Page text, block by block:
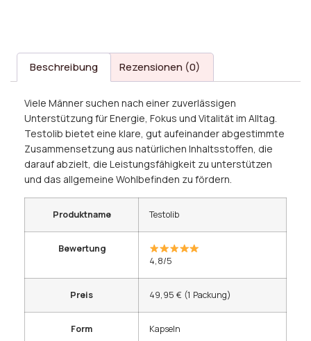
Beschreibung Rezensionen (0)
Viele Männer suchen nach einer zuverlässigen
Unterstützung für Energie, Fokus und Vitalität im Alltag.
Testolib bietet eine klare, gut aufeinander abgestimmte
Zusammensetzung aus natürlichen Inhaltsstoffen, die
darauf abzielt, die Leistungsfähigkeit zu unterstützen
und das allgemeine Wohlbefinden zu fördern.
Produktname Testolib
Bewertung
4,8/5
Preis 49,95 € (1 Packung)
Form Kapseln